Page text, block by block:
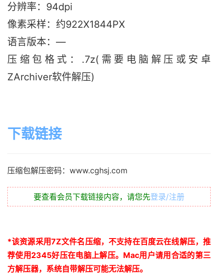
分辨率：94dpi
像素采样：约922X1844PX
语言版本：—
压缩包格式：.7z(需要电脑解压或安卓
ZArchiver软件解压)
下载链接
压缩包解压密码：www.cghsj.com
要查看会员下载链接内容，请您先登录/注册
*该资源采用7Z文件名压缩，不支持在百度云在线解压，推
荐使用2345好压在电脑上解压。 Mac用户请用合适的第三
方解压器，系统自带解压可能无法解压。